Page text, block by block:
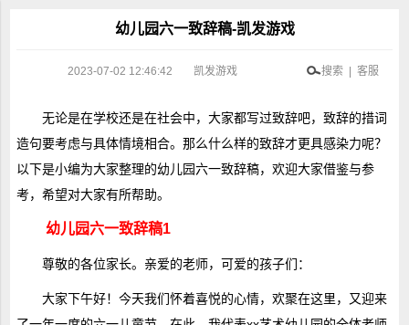
幼儿园六一致辞稿-凯发游戏
2023-07-02 12:46:42 凯发游戏 搜索 | 客服
无论是在学校还是在社会中，大家都写过致辞吧，致辞的措词
造句要考虑与具体情境相合。那么什么样的致辞才更具感染力呢？
以下是小编为大家整理的幼儿园六一致辞稿，欢迎大家借鉴与参
考，希望对大家有所帮助。
幼儿园六一致辞稿1
尊敬的各位家长。亲爱的老师，可爱的孩子们：
大家下午好！今天我们怀着喜悦的心情，欢聚在这里，又迎来